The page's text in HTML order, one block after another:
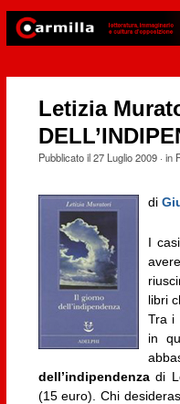
Letizia
Pubblicato il27 Luglio 2009· in
di
I
libri
Tra i
in
dell’indipendenzadi
(15 euro). Chi